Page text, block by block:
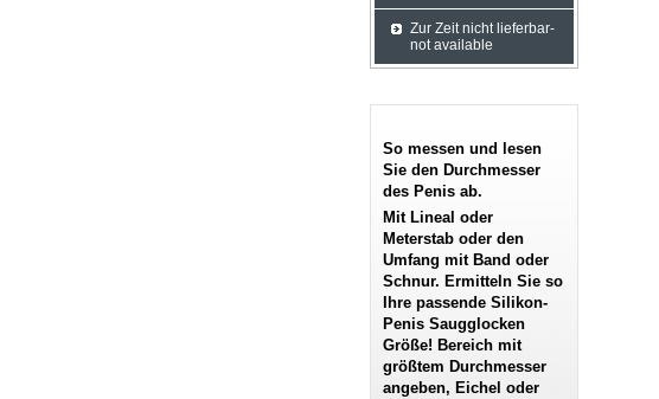
Zur Zeit nicht lieferbar-
not available
So messen und lesen
Sie den Durchmesser
des Penis ab.
Mit Lineal oder
Meterstab oder den
Umfang mit Band oder
Schnur. Ermitteln Sie so
Ihre passende Silikon-
Penis Saugglocken
Größe! Bereich mit
größtem Durchmesser
angeben, Eichel oder